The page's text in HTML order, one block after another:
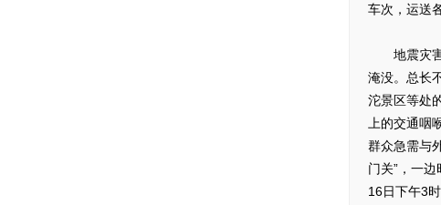
车次，运送
地震灾害
淹没。总长
沱景区等处
上的交通
群众急需与
门关”，一
16日下午3